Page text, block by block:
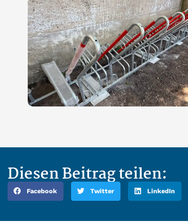
Diesen Beitrag teilen:
Facebook Twitter LinkedIn